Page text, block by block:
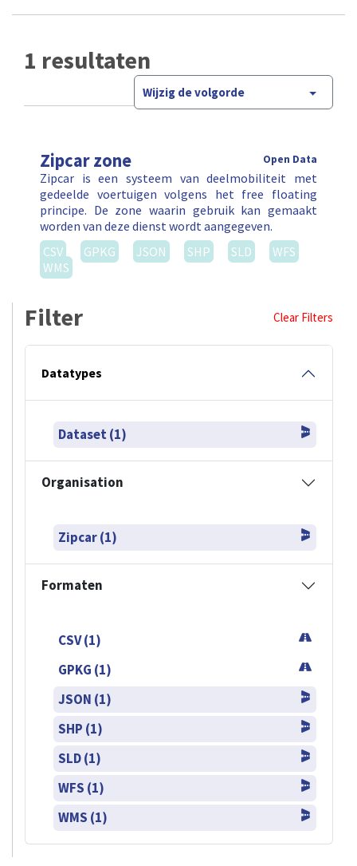
1 resultaten
Wijzig de volgorde
Zipcar zone Open Data
Zipcar is een systeem van deelmobiliteit met
gedeelde voertuigen volgens het free floating
principe. De zone waarin gebruik kan gemaakt
worden van deze dienst wordt aangegeven.
CSV
GPKG JSON SHP SLD
WFS
WMS
Filter Clear Filters
Datatypes
Dataset (1)
Organisation
Zipcar (1)
Formaten
CSV (1)
GPKG (1)
JSON (1)
SHP (1)
SLD (1)
WFS (1)
WMS (1)